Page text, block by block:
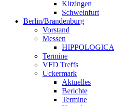
Kitzingen
Schweinfurt
Berlin/Brandenburg
Vorstand
Messen
HIPPOLOGICA
Termine
VFD Treffs
Uckermark
Aktuelles
Berichte
Termine